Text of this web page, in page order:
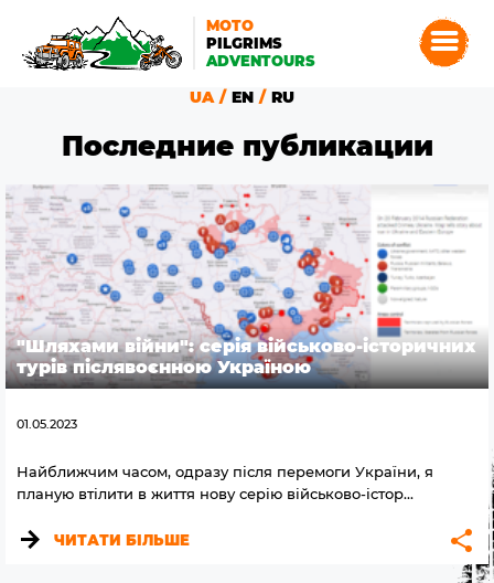
MOTO
PILGRIMS
ADVENTOURS
UA EN RU
Последние публикации
"Шляхами війни": серія військово-історичних
турів післявоєнною Україною
01.05.2023
Найближчим часом, одразу після перемоги України, я
планую втілити в життя нову серію військово-істор...
ЧИТАТИ БІЛЬШЕ